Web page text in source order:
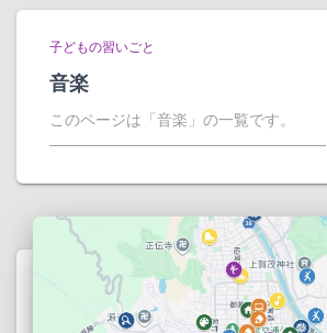
子どもの習いごと
音楽
このページは「音楽」の一覧です。
――――――――――――――――――